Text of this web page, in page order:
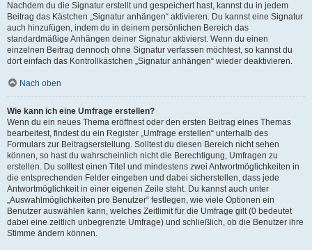
Nachdem du die Signatur erstellt und gespeichert hast, kannst du in jedem
Beitrag das Kästchen „Signatur anhängen“ aktivieren. Du kannst eine Signatur
auch hinzufügen, indem du in deinem persönlichen Bereich das
standardmäßige Anhängen deiner Signatur aktivierst. Wenn du einen
einzelnen Beitrag dennoch ohne Signatur verfassen möchtest, so kannst du
dort einfach das Kontrollkästchen „Signatur anhängen“ wieder deaktivieren.
Nach oben
Wie kann ich eine Umfrage erstellen?
Wenn du ein neues Thema eröffnest oder den ersten Beitrag eines Themas
bearbeitest, findest du ein Register „Umfrage erstellen“ unterhalb des
Formulars zur Beitragserstellung. Solltest du diesen Bereich nicht sehen
können, so hast du wahrscheinlich nicht die Berechtigung, Umfragen zu
erstellen. Du solltest einen Titel und mindestens zwei Antwortmöglichkeiten in
die entsprechenden Felder eingeben und dabei sicherstellen, dass jede
Antwortmöglichkeit in einer eigenen Zeile steht. Du kannst auch unter
„Auswahlmöglichkeiten pro Benutzer“ festlegen, wie viele Optionen ein
Benutzer auswählen kann, welches Zeitlimit für die Umfrage gilt (0 bedeutet
dabei eine zeitlich unbegrenzte Umfrage) und schließlich, ob die Benutzer ihre
Stimme ändern können.